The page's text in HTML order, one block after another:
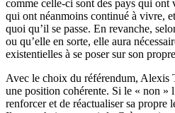
comme celle-ci sont des pays qui ont
qui ont néanmoins continué à vivre,
quoi qu’il se passe. En revanche,
ou qu’elle en sorte, elle aura
existentielles à se poser sur son
Avec le choix du référendum, Alexis
une position cohérente. Si le « non »
renforcer et de réactualiser sa propre